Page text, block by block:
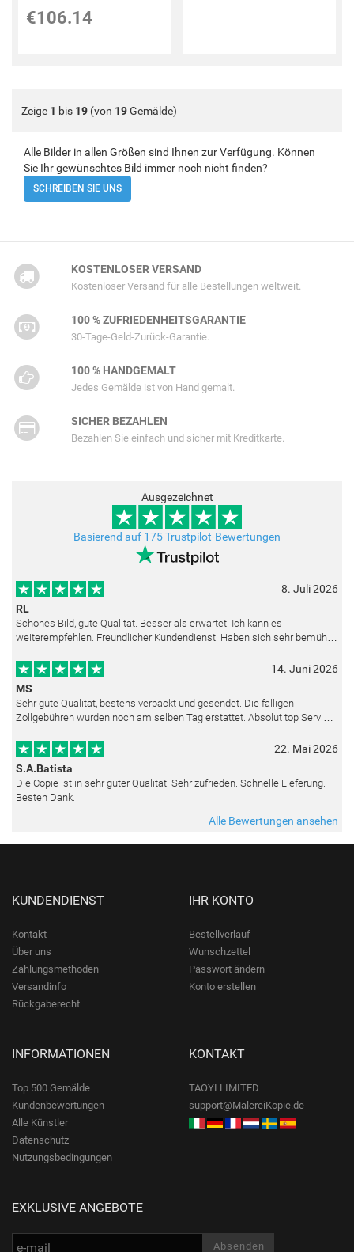
€106.14
Zeige 1 bis 19 (von 19Gemälde)
Alle Bilder in allen Größen sind Ihnen zur Verfügung. Können
Sie Ihr gewünschtes Bild immer noch nicht finden?
SCHREIBEN SIE UNS
KOSTENLOSER VERSAND
Kostenloser Versand für alle Bestellungen weltweit.
100 % ZUFRIEDENHEITSGARANTIE
30-Tage-Geld-Zurück-Garantie.
100 % HANDGEMALT
Jedes Gemälde ist von Hand gemalt.
SICHER BEZAHLEN
Bezahlen Sie einfach und sicher mit Kreditkarte.
Ausgezeichnet
Basierend auf 175 Trustpilot-Bewertungen
8. Juli 2026
RL
Schönes Bild, gute Qualität. Besser als erwartet. Ich kann es
weiterempfehlen. Freundlicher Kundendienst. Haben sich sehr bemüht
14. Juni 2026
MS
Sehr gute Qualität, bestens verpackt und gesendet. Die fälligen
Zollgebühren wurden noch am selben Tag erstattet. Absolut top Service
22. Mai 2026
S.A.Batista
Die Copie ist in sehr guter Qualität. Sehr zufrieden. Schnelle Lieferung.
Besten Dank.
Alle Bewertungen ansehen
KUNDENDIENST
Kontakt
Über uns
Zahlungsmethoden
Versandinfo
Rückgaberecht
IHR KONTO
Bestellverlauf
Wunschzettel
Passwort ändern
Konto erstellen
INFORMATIONEN
Top 500 Gemälde
Kundenbewertungen
Alle Künstler
Datenschutz
Nutzungsbedingungen
KONTAKT
TAOYI LIMITED
support@MalereiKopie.de
EXKLUSIVE ANGEBOTE